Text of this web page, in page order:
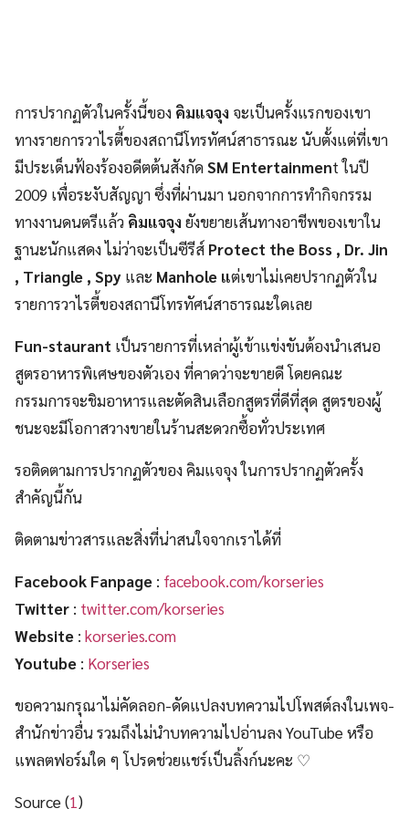
การปรากฏตัวในครั้งนี้ของ คิมแจจุง จะเป็นครั้งแรกของเขา
ทางรายการวาไรตี้ของสถานีโทรทัศน์สาธารณะ นับตั้งแต่ที่เขา
มีประเด็นฟ้องร้องอดีตต้นสังกัดSM Entertainment ในปี
2009 เพื่อระงับสัญญา ซึ่งที่ผ่านมา นอกจากการทำกิจกรรม
ทางงานดนตรีแล้ว คิมแจจุงยังขยายเส้นทางอาชีพของเขาใน
ฐานะนักแสดง ไม่ว่าจะเป็นซีรีส์ Protect the Boss , Dr. Jin
, Triangle , Spy และ Manhole แต่เขาไม่เคยปรากฏตัวใน
รายการวาไรตี้ของสถานีโทรทัศน์สาธารณะใดเลย
Fun-staurant เป็นรายการที่เหล่าผู้เข้าแข่งขันต้องนำเสนอ
สูตรอาหารพิเศษของตัวเอง ที่คาดว่าจะขายดี โดยคณะ
กรรมการจะชิมอาหารและตัดสินเลือกสูตรที่ดีที่สุด สูตรของผู้
ชนะจะมีโอกาสวางขายในร้านสะดวกซื้อทั่วประเทศ
รอติดตามการปรากฏตัวของ คิมแจจุง ในการปรากฏตัวครั้ง
สำคัญนี้กัน
ติดตามข่าวสารและสิ่งที่น่าสนใจจากเราได้ที่
Facebook Fanpage : facebook.com/korseries
Twitter : twitter.com/korseries
Website : korseries.com
Youtube : Korseries
ขอความกรุณาไม่คัดลอก-ดัดแปลงบทความไปโพสต์ลงในเพจ-
สำนักข่าวอื่น รวมถึงไม่นำบทความไปอ่านลง YouTube หรือ
แพลตฟอร์มใด ๆ โปรดช่วยแชร์เป็นลิ้งก์นะคะ ♡
Source (1)